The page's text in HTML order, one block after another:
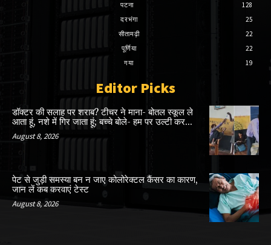
पटना
128
दरभंगा
25
सीतामढ़ी
22
पूर्णिया
22
गया
19
Editor Picks
डॉक्टर की सलाह पर शराब? टीचर ने माना- बोतल स्कूल ले
आता हूं, नशे में गिर जाता हूं; बच्चे बोले- हम पर उल्टी कर...
August 8, 2026
पेट से जुड़ी समस्या बन न जाए कोलोरेक्टल कैंसर का कारण,
जान लें कब करवाएं टेस्ट
August 8, 2026